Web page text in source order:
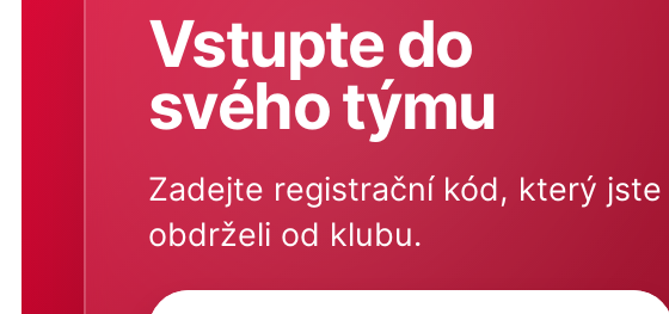
Vstupte do
svého týmu
Zadejte registrační kód, který jste
obdrželi od klubu.